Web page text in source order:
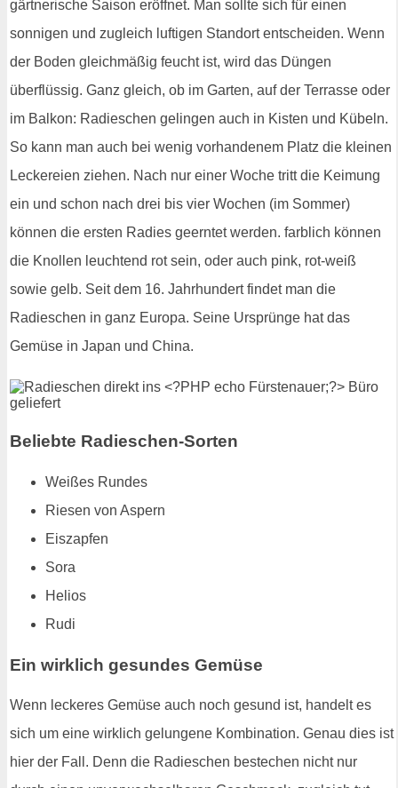
gärtnerische Saison eröffnet. Man sollte sich für einen
sonnigen und zugleich luftigen Standort entscheiden. Wenn
der Boden gleichmäßig feucht ist, wird das Düngen
überflüssig. Ganz gleich, ob im Garten, auf der Terrasse oder
im Balkon: Radieschen gelingen auch in Kisten und Kübeln.
So kann man auch bei wenig vorhandenem Platz die kleinen
Leckereien ziehen. Nach nur einer Woche tritt die Keimung
ein und schon nach drei bis vier Wochen (im Sommer)
können die ersten Radies geerntet werden. farblich können
die Knollen leuchtend rot sein, oder auch pink, rot-weiß
sowie gelb. Seit dem 16. Jahrhundert findet man die
Radieschen in ganz Europa. Seine Ursprünge hat das
Gemüse in Japan und China.
Beliebte Radieschen-Sorten
Weißes Rundes
Riesen von Aspern
Eiszapfen
Sora
Helios
Rudi
Ein wirklich gesundes Gemüse
Wenn leckeres Gemüse auch noch gesund ist, handelt es
sich um eine wirklich gelungene Kombination. Genau dies ist
hier der Fall. Denn die Radieschen bestechen nicht nur